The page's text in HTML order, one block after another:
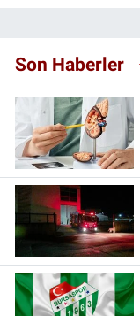
Son Haberler